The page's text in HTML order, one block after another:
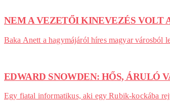
NEM A VEZETŐI KINEVEZÉS VOLT
Baka Anett a hagymájáról híres magyar városból
EDWARD SNOWDEN: HŐS, ÁRULÓ
Egy fiatal informatikus, aki egy Rubik-kockába